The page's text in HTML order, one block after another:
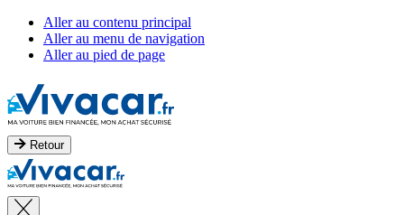
Aller au contenu principal
Aller au menu de navigation
Aller au pied de page
Retour